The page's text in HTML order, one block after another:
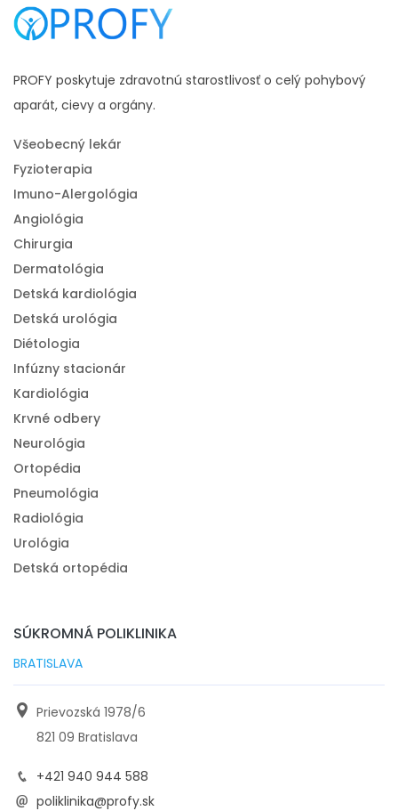
PROFY poskytuje zdravotnú starostlivosť o celý pohybový
aparát, cievy a orgány.
Všeobecný lekár
Fyzioterapia
Imuno-Alergológia
Angiológia
Chirurgia
Dermatológia
Detská kardiológia
Detská urológia
Diétologia
Infúzny stacionár
Kardiológia
Krvné odbery
Neurológia
Ortopédia
Pneumológia
Radiológia
Urológia
Detská ortopédia
SÚKROMNÁ POLIKLINIKA
BRATISLAVA
Prievozská 1978/6
821 09 Bratislava
+421 940 944 588
poliklinika@profy.sk